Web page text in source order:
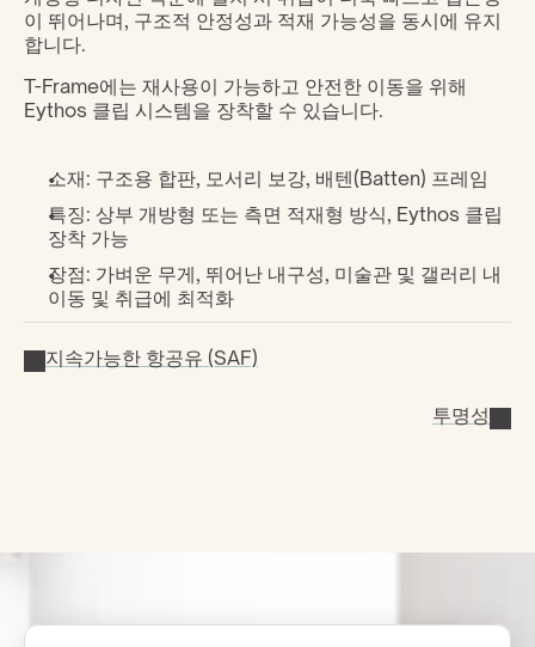
이 뛰어나며, 구조적 안정성과 적재 가능성을 동시에 유지
합니다.
T-Frame에는 재사용이 가능하고 안전한 이동을 위해
Eythos 클립 시스템을 장착할 수 있습니다.
소재: 구조용 합판, 모서리 보강, 배텐(Batten) 프레임
특징: 상부 개방형 또는 측면 적재형 방식, Eythos 클립
장착 가능
장점: 가벼운 무게, 뛰어난 내구성, 미술관 및 갤러리 내
이동 및 취급에 최적화
지속가능한 항공유 (SAF)
투명성